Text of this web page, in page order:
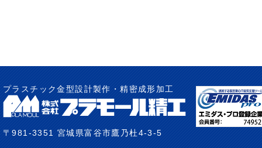
プラスチック金型設計製作・精密成形加工
〒981-3351 宮城県富谷市鷹乃杜4-3-5